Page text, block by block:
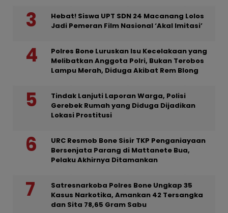
Hebat! Siswa UPT SDN 24 Macanang Lolos
Jadi Pemeran Film Nasional ‘Akal Imitasi’
Polres Bone Luruskan Isu Kecelakaan yang
Melibatkan Anggota Polri, Bukan Terobos
Lampu Merah, Diduga Akibat Rem Blong
Tindak Lanjuti Laporan Warga, Polisi
Gerebek Rumah yang Diduga Dijadikan
Lokasi Prostitusi
URC Resmob Bone Sisir TKP Penganiayaan
Bersenjata Parang di Mattanete Bua,
Pelaku Akhirnya Ditamankan
Satresnarkoba Polres Bone Ungkap 35
Kasus Narkotika, Amankan 42 Tersangka
dan Sita 78,65 Gram Sabu